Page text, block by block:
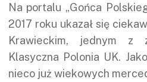
Na portalu „Gońca
2017 roku ukazał się
Krawieckim, jednym z
Klasyczna Polonia UK.
nieco już wiekowych